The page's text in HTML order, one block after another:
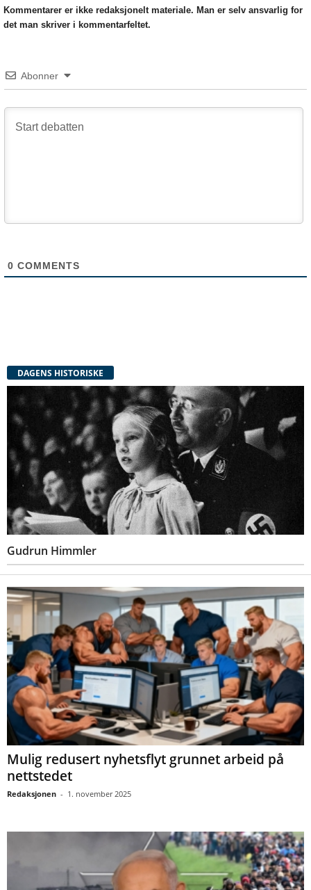
Kommentarer er ikke redaksjonelt materiale. Man er selv ansvarlig for
det man skriver i kommentarfeltet.
Abonner
0 COMMENTS
DAGENS HISTORISKE
Gudrun Himmler
Mulig redusert nyhetsflyt grunnet arbeid på
nettstedet
Redaksjonen - 1. november 2025